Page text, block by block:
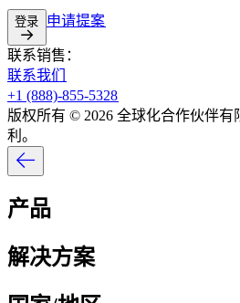
登录​​ 申请提案​​
联系销售：​​
联系我们​​
+1 (888)-855-5328​​
版权所有 © 2026 全球化合作伙伴
利。​​
产品​​
解决方案​​